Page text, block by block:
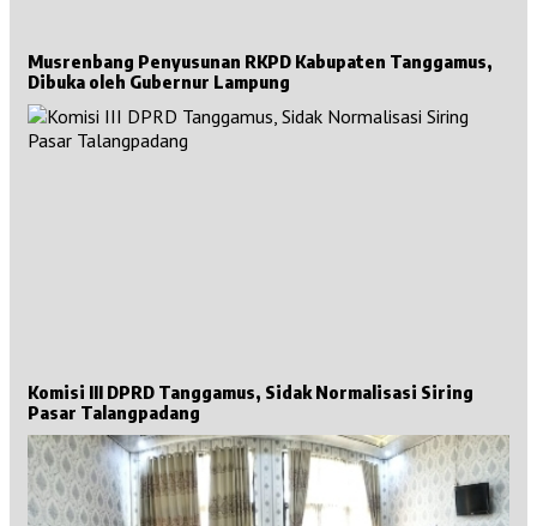
Musrenbang Penyusunan RKPD Kabupaten Tanggamus,
Dibuka oleh Gubernur Lampung
Komisi III DPRD Tanggamus, Sidak Normalisasi Siring
Pasar Talangpadang